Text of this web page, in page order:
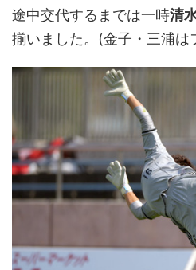
途中交代するまでは一時清
揃いました。(金子・三浦は